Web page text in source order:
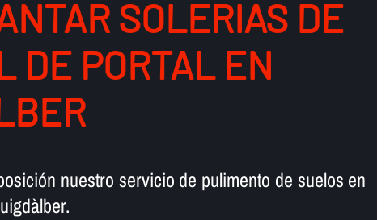
SOLERIAS DE
DE PORTAL EN
nuestro servicio de pulimento de suelos en